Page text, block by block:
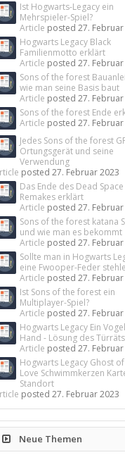
Ist Hogwarts-Legacy ein
Mehrspieler-Spiel?
Article posted27.
Hogwarts Legacy Black
Familienmotto erklärt
Article posted27.
Sons of the forest
wie man seine Basis baut
Article posted27.
Sons of the forest Ende
Article posted27.
Jedes Sons of the forest
Ortungsgerät und seine
Verwendung
posted27. Februar 2023
Das Ende des Dead Space
Remakes erklärt
Article posted27.
Sons of the forest katana
und wie man es bekommt
Article posted27.
Sollte man in Hogwarts
eine Fwooper-Feder
Article posted27.
Ist Sons of the forest ein
Multiplayer-Spiel?
Article posted27.
Hogwarts Legacy Ein
Hand - Lösung des
Article posted27.
Hogwarts Legacy Ghost
Love Schwimmkerzen
Standort
posted27. Februar 2023
Neue Themen